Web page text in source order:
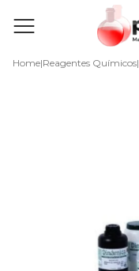
Home|Reagentes Químicos|